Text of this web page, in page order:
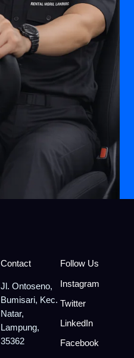
Contact
Jl. Ontoseno,
Bumisari, Kec.
Natar,
Lampung,
35362
Follow Us
Instagram
Twitter
LinkedIn
Facebook